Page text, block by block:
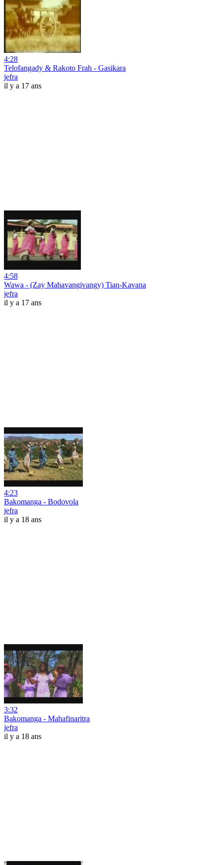
4:28
Telofangady & Rakoto Frah - Gasikara
jefra
il y a 17 ans
4:58
Wawa - (Zay Mahavangivangy) Tian-Kavana
jefra
il y a 17 ans
4:23
Bakomanga - Bodovola
jefra
il y a 18 ans
3:32
Bakomanga - Mahafinaritra
jefra
il y a 18 ans